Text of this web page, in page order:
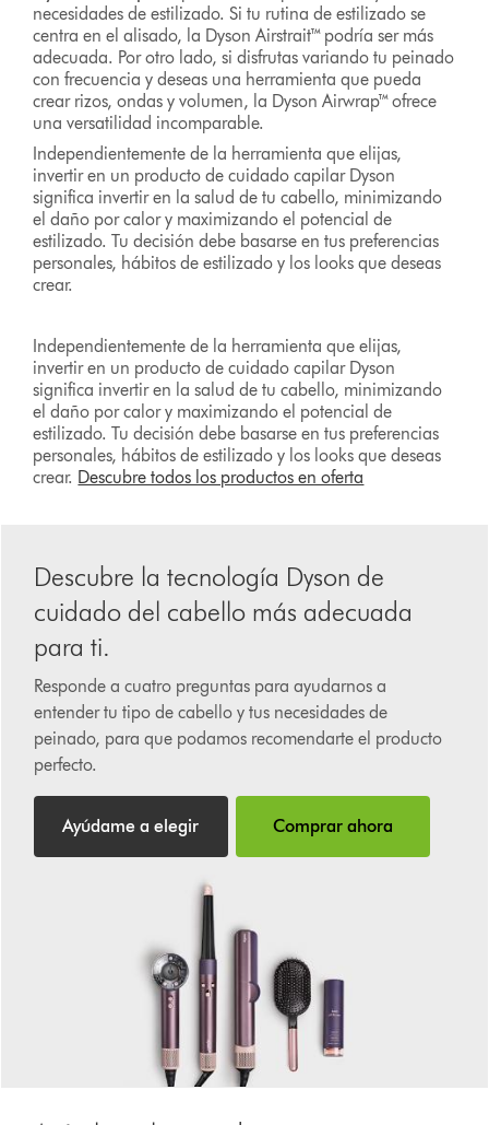
necesidades de estilizado. Si tu rutina de estilizado se
centra en el alisado, la Dyson Airstrait™ podría ser más
adecuada. Por otro lado, si disfrutas variando tu peinado
con frecuencia y deseas una herramienta que pueda
crear rizos, ondas y volumen, la Dyson Airwrap™ ofrece
una versatilidad incomparable.
Independientemente de la herramienta que elijas,
invertir en un producto de cuidado capilar Dyson
significa invertir en la salud de tu cabello, minimizando
el daño por calor y maximizando el potencial de
estilizado. Tu decisión debe basarse en tus preferencias
personales, hábitos de estilizado y los looks que deseas
crear.
Independientemente de la herramienta que elijas,
invertir en un producto de cuidado capilar Dyson
significa invertir en la salud de tu cabello, minimizando
el daño por calor y maximizando el potencial de
estilizado. Tu decisión debe basarse en tus preferencias
personales, hábitos de estilizado y los looks que deseas
crear. Descubre todos los productos en oferta
Descubre la tecnología Dyson de
cuidado del cabello más adecuada
para ti.
Responde a cuatro preguntas para ayudarnos a
entender tu tipo de cabello y tus necesidades de
peinado, para que podamos recomendarte el producto
perfecto.
Ayúdame a elegir Comprar ahora